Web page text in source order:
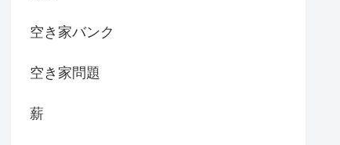
空き家バンク
空き家問題
薪